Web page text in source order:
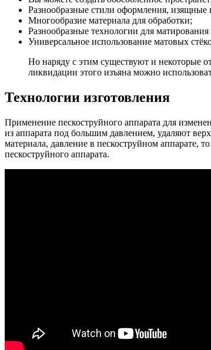
Разнообразные стили оформления, изящные
Многообразие материала для обработки;
Разнообразные технологии для матирования
Универсальное использование матовых
Но наряду с этим существуют и некоторые
ликвидации этого изъяна можно
Технологии изготовления
Применение пескоструйного аппарата для
из аппарата под большим давлением, удаляют
материала, давление в пескоструйном аппарате,
пескоструйного аппарата.